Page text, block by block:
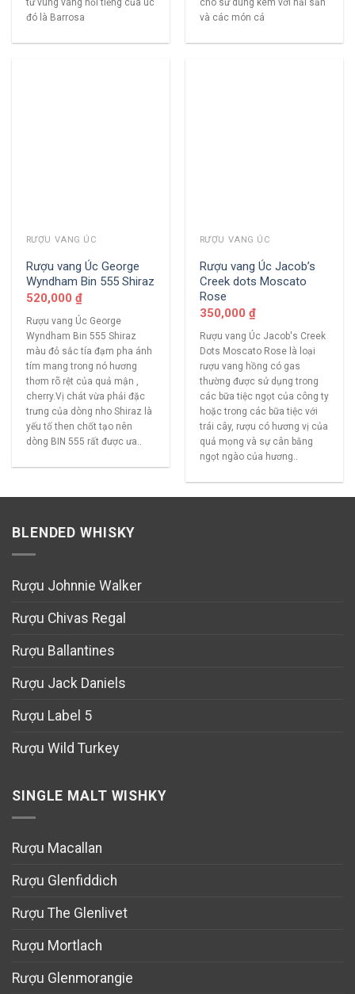
từ vùng vang nổi tiếng của úc
đó là Barrosa
cho sử dùng kèm với hải sản
và các món cá
RƯỢU VANG ÚC
Rượu vang Úc George
Wyndham Bin 555 Shiraz
520,000 ₫
Rượu vang Úc George
Wyndham Bin 555 Shiraz
màu đỏ sắc tía đạm pha ánh
tím mang trong nó hương
thơm rõ rệt của quả mận ,
cherry.Vị chát vừa phải đặc
trưng của dòng nho Shiraz là
yếu tố then chốt tạo nên
dòng BIN 555 rất được ưa..
RƯỢU VANG ÚC
Rượu vang Úc Jacob’s
Creek dots Moscato
Rose
350,000 ₫
Rượu vang Úc Jacob's Creek
Dots Moscato Rose là loại
rượu vang hồng có gas
thường được sử dụng trong
các bữa tiệc ngọt của công ty
hoặc trong các bữa tiệc với
trái cây, rượu có hương vị của
quả mọng và sự cân bằng
ngọt ngào của hương..
BLENDED WHISKY
Rượu Johnnie Walker
Rượu Chivas Regal
Rượu Ballantines
Rượu Jack Daniels
Rượu Label 5
Rượu Wild Turkey
SINGLE MALT WISHKY
Rượu Macallan
Rượu Glenfiddich
Rượu The Glenlivet
Rượu Mortlach
Rượu Glenmorangie